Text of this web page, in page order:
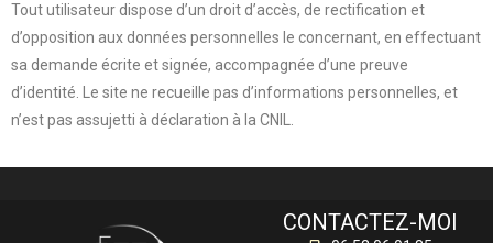
Tout utilisateur dispose d’un droit d’accès, de rectification et
d’opposition aux données personnelles le concernant, en effectuant
sa demande écrite et signée, accompagnée d’une preuve
d’identité. Le site ne recueille pas d’informations personnelles, et
n’est pas assujetti à déclaration à la CNIL.
CONTACTEZ-MOI